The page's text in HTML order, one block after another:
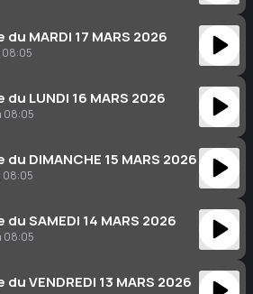
du MARDI 17 MARS 2026
08:05
du LUNDI 16 MARS 2026
08:05
du DIMANCHE 15 MARS 2026
08:05
du SAMEDI 14 MARS 2026
08:05
VENDREDI 13 MARS 2026